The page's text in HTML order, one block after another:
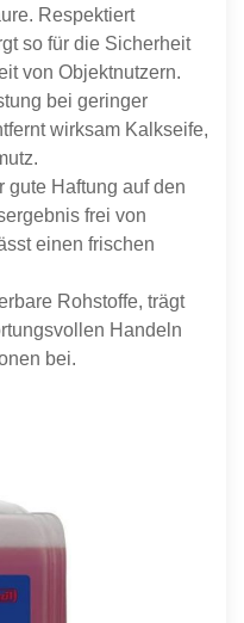
Respektiert
so für die Sicherheit
von Objektnutzern.
bei geringer
wirksam Kalkseife,
gute Haftung auf den
frei von
einen frischen
Rohstoffe, trägt
Handeln
bei.